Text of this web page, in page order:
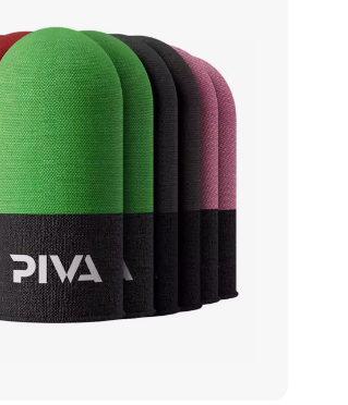
کاور انگشتی گیمینگ
هندزفری و هدست گیمینگ
جانبی متفرقه
پکیج های ویژه آنتی نوب